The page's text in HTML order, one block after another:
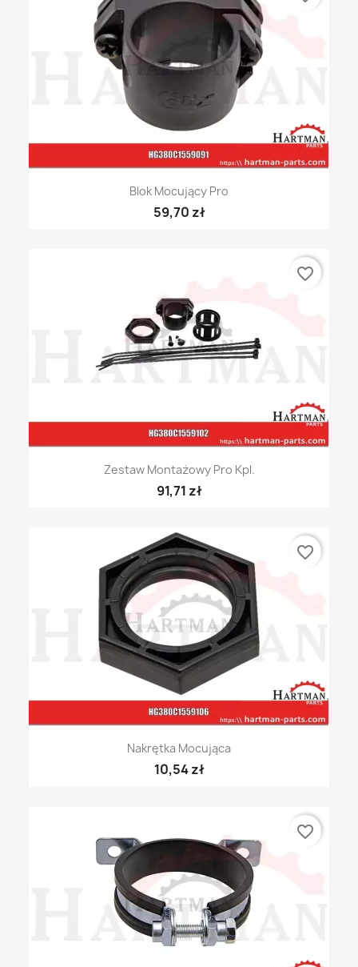
Blok Mocujący Pro
59,70 zł
Zestaw Montażowy Pro Kpl.
91,71 zł
favorite_border
Nakrętka Mocująca
10,54 zł
favorite_border
favorite_border